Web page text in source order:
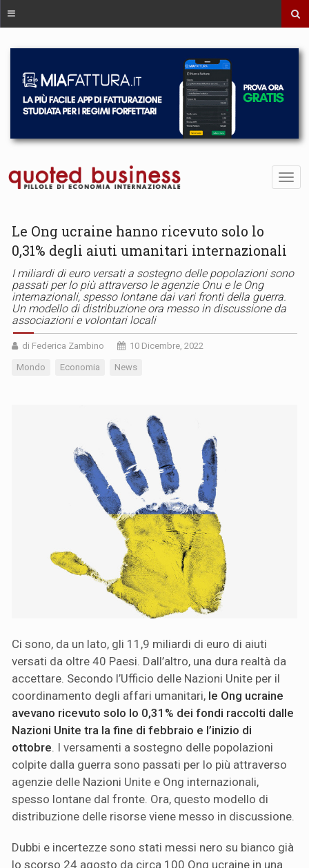
Le Ong ucraine hanno ricevuto solo lo
0,31% degli aiuti umanitari internazionali
I miliardi di euro versati a sostegno delle popolazioni sono
passati per lo più attraverso le agenzie Onu e le Ong
internazionali, spesso lontane dai vari fronti della guerra.
Un modello di distribuzione ora messo in discussione da
associazioni e volontari locali
di Federica Zambino 10 Dicembre, 2022
Mondo Economia News
Ci sono, da un lato, gli 11,9 miliardi di euro di aiuti
versati da oltre 40 Paesi. Dall’altro, una dura realtà da
accettare. Secondo l’Ufficio delle Nazioni Unite per il
coordinamento degli affari umanitari, le Ong ucraine
avevano ricevuto solo lo 0,31% dei fondi raccolti dalle
Nazioni Unite tra la fine di febbraio e l’inizio di
ottobre. I versamenti a sostegno delle popolazioni
colpite dalla guerra sono passati per lo più attraverso
agenzie delle Nazioni Unite e Ong internazionali,
spesso lontane dal fronte. Ora, questo modello di
distribuzione delle risorse viene messo in discussione.
Dubbi e incertezze sono stati messi nero su bianco già
lo scorso 24 agosto da circa 100 Ong ucraine in una